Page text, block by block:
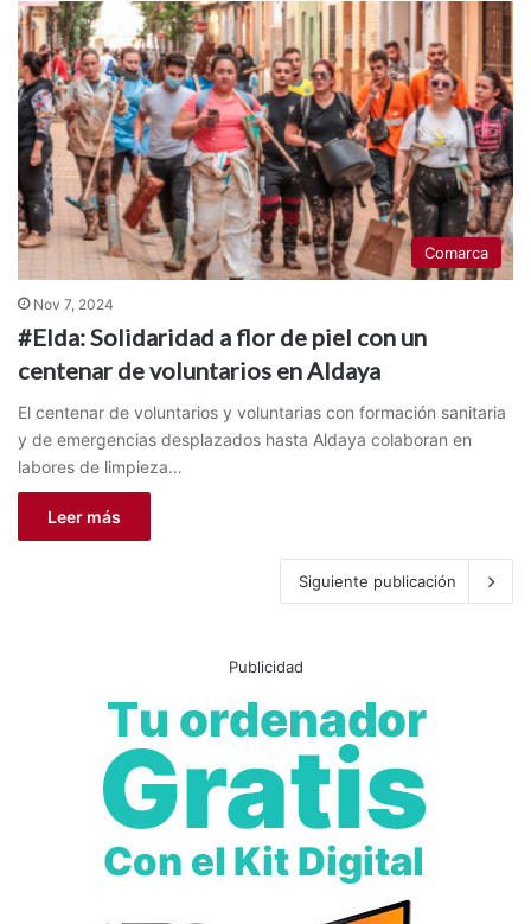
Comarca
Nov 7, 2024
#Elda: Solidaridad a flor de piel con un
centenar de voluntarios en Aldaya
El centenar de voluntarios y voluntarias con formación sanitaria
y de emergencias desplazados hasta Aldaya colaboran en
labores de limpieza…
Leer más
Siguiente publicación
Publicidad